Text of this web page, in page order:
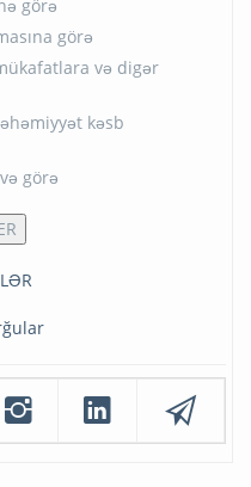
görə
görə
və digər
kəsb
görə